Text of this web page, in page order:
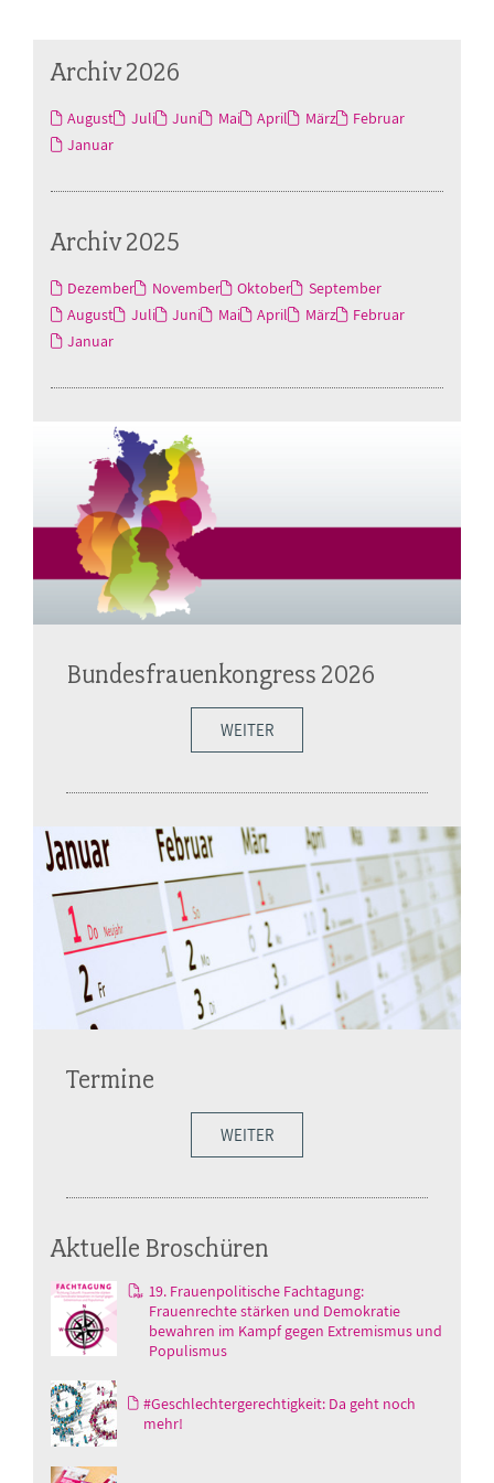
Archiv 2026
August Juli Juni Mai April März
Februar
Januar
Archiv 2025
Dezember November Oktober
September
August
Juli Juni Mai April März
Februar
Januar
Bundesfrauenkongress 2026
WEITER
Termine
WEITER
Aktuelle Broschüren
19. Frauenpolitische Fachtagung:
Frauenrechte stärken und Demokratie
bewahren im Kampf gegen Extremismus und
Populismus
#Geschlechtergerechtigkeit: Da geht noch
mehr!